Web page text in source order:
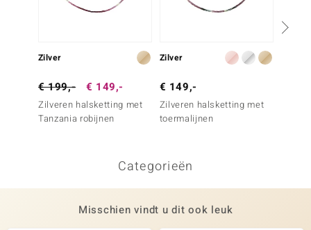
Zilver
€ 199,- € 149,-
Zilveren halsketting met
Tanzania robijnen
Zilver
€ 149,-
Zilveren halsketting met
toermalijnen
Categorieën
Misschien vindt u dit ook leuk